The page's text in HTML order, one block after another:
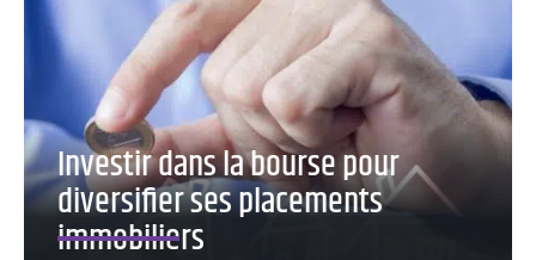
Investir dans la bourse pour
diversifier ses placements
immobiliers